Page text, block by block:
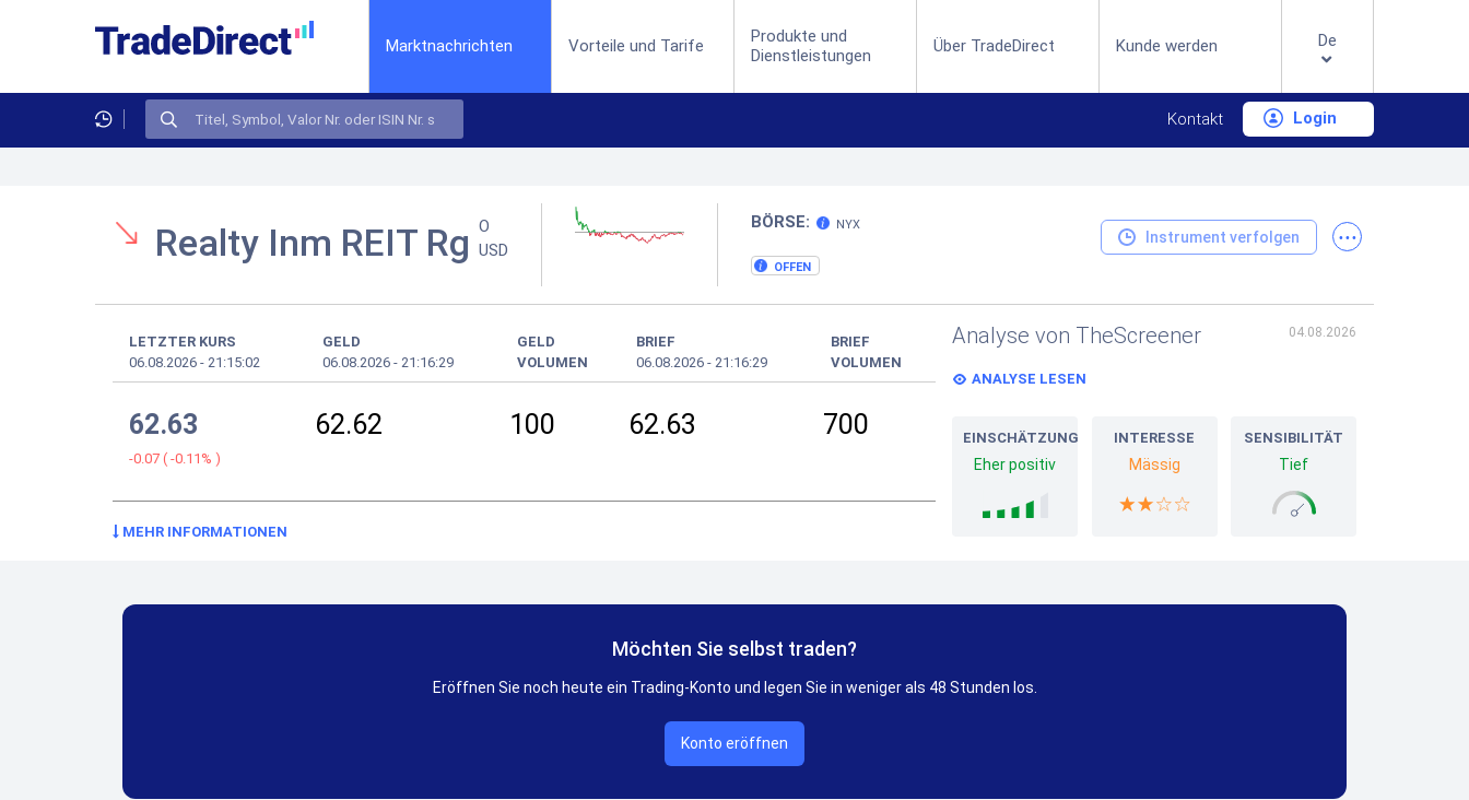
Marktnachrichten (current)Vorteile und Tarife
Produkte und
Dienstleistungen
Über TradeDirect Kunde werden De
Kontakt Login
Realty Inm REIT Rg O
USD
BÖRSE: NYX
OFFEN
Instrument verfolgen ...
LETZTER KURS
06.08.2026 - 21:15:02
GELD
06.08.2026 - 21:16:29
GELD
VOLUMEN
BRIEF
06.08.2026 - 21:16:29
BRIEF
VOLUMEN
62.63
-0.07 ( -0.11% )
62.62 100 62.63 700
MEHR INFORMATIONEN
Analyse von TheScreener 04.08.2026
ANALYSE LESEN
EINSCHÄTZUNG
Eher positiv
INTERESSE
Mässig
SENSIBILITÄT
Tief
Möchten Sie selbst traden?
Eröffnen Sie noch heute ein Trading-Konto und legen Sie in weniger als 48 Stunden los.
Konto eröffnen